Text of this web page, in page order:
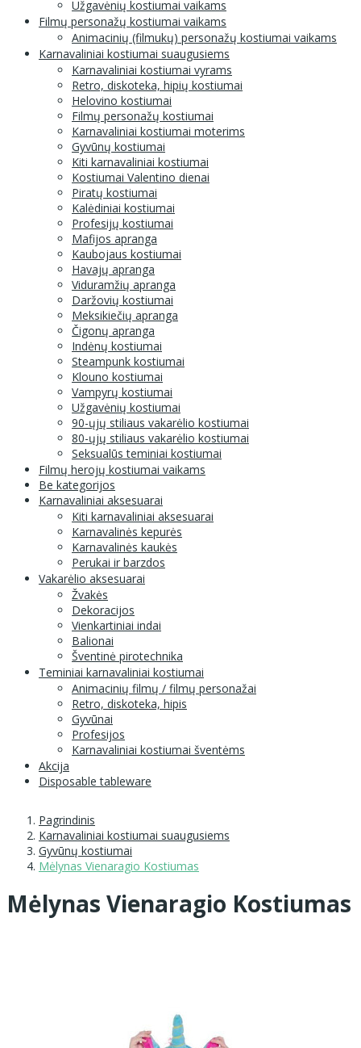
Užgavėnių kostiumai vaikams
Filmų personažų kostiumai vaikams
Animacinių (filmukų) personažų kostiumai vaikams
Karnavaliniai kostiumai suaugusiems
Karnavaliniai kostiumai vyrams
Retro, diskoteka, hipių kostiumai
Helovino kostiumai
Filmų personažų kostiumai
Karnavaliniai kostiumai moterims
Gyvūnų kostiumai
Kiti karnavaliniai kostiumai
Kostiumai Valentino dienai
Piratų kostiumai
Kalėdiniai kostiumai
Profesijų kostiumai
Mafijos apranga
Kaubojaus kostiumai
Havajų apranga
Viduramžių apranga
Daržovių kostiumai
Meksikiečių apranga
Čigonų apranga
Indėnų kostiumai
Steampunk kostiumai
Klouno kostiumai
Vampyrų kostiumai
Užgavėnių kostiumai
90-ųjų stiliaus vakarėlio kostiumai
80-ųjų stiliaus vakarėlio kostiumai
Seksualūs teminiai kostiumai
Filmų herojų kostiumai vaikams
Be kategorijos
Karnavaliniai aksesuarai
Kiti karnavaliniai aksesuarai
Karnavalinės kepurės
Karnavalinės kaukės
Perukai ir barzdos
Vakarėlio aksesuarai
Žvakės
Dekoracijos
Vienkartiniai indai
Balionai
Šventinė pirotechnika
Teminiai karnavaliniai kostiumai
Animacinių filmų / filmų personažai
Retro, diskoteka, hipis
Gyvūnai
Profesijos
Karnavaliniai kostiumai šventėms
Akcija
Disposable tableware
Pagrindinis
Karnavaliniai kostiumai suaugusiems
Gyvūnų kostiumai
Mėlynas Vienaragio Kostiumas
Mėlynas Vienaragio Kostiumas